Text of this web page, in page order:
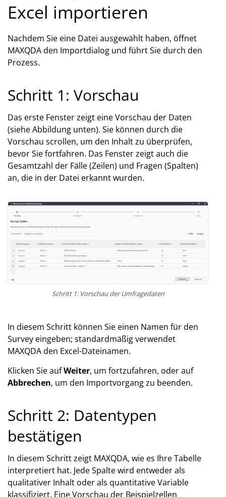
Excel importieren
Nachdem Sie eine Datei ausgewählt haben, öffnet
MAXQDA den Importdialog und führt Sie durch den
Prozess.
Schritt 1: Vorschau
Das erste Fenster zeigt eine Vorschau der Daten
(siehe Abbildung unten). Sie können durch die
Vorschau scrollen, um den Inhalt zu überprüfen,
bevor Sie fortfahren. Das Fenster zeigt auch die
Gesamtzahl der Fälle (Zeilen) und Fragen (Spalten)
an, die in der Datei erkannt wurden.
Schritt 1: Vorschau der Umfragedaten
In diesem Schritt können Sie einen Namen für den
Survey eingeben; standardmäßig verwendet
MAXQDA den Excel-Dateinamen.
Klicken Sie aufWeiter, um fortzufahren, oder auf
Abbrechen, um den Importvorgang zu beenden.
Schritt 2: Datentypen
bestätigen
In diesem Schritt zeigt MAXQDA, wie es Ihre Tabelle
interpretiert hat. Jede Spalte wird entweder als
qualitativer Inhalt oder als quantitative Variable
klassifiziert. Eine Vorschau der Beispielzellen